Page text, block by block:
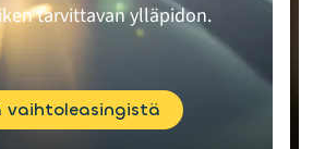
tarvittavan ylläpidon.
vaihtoleasingistä